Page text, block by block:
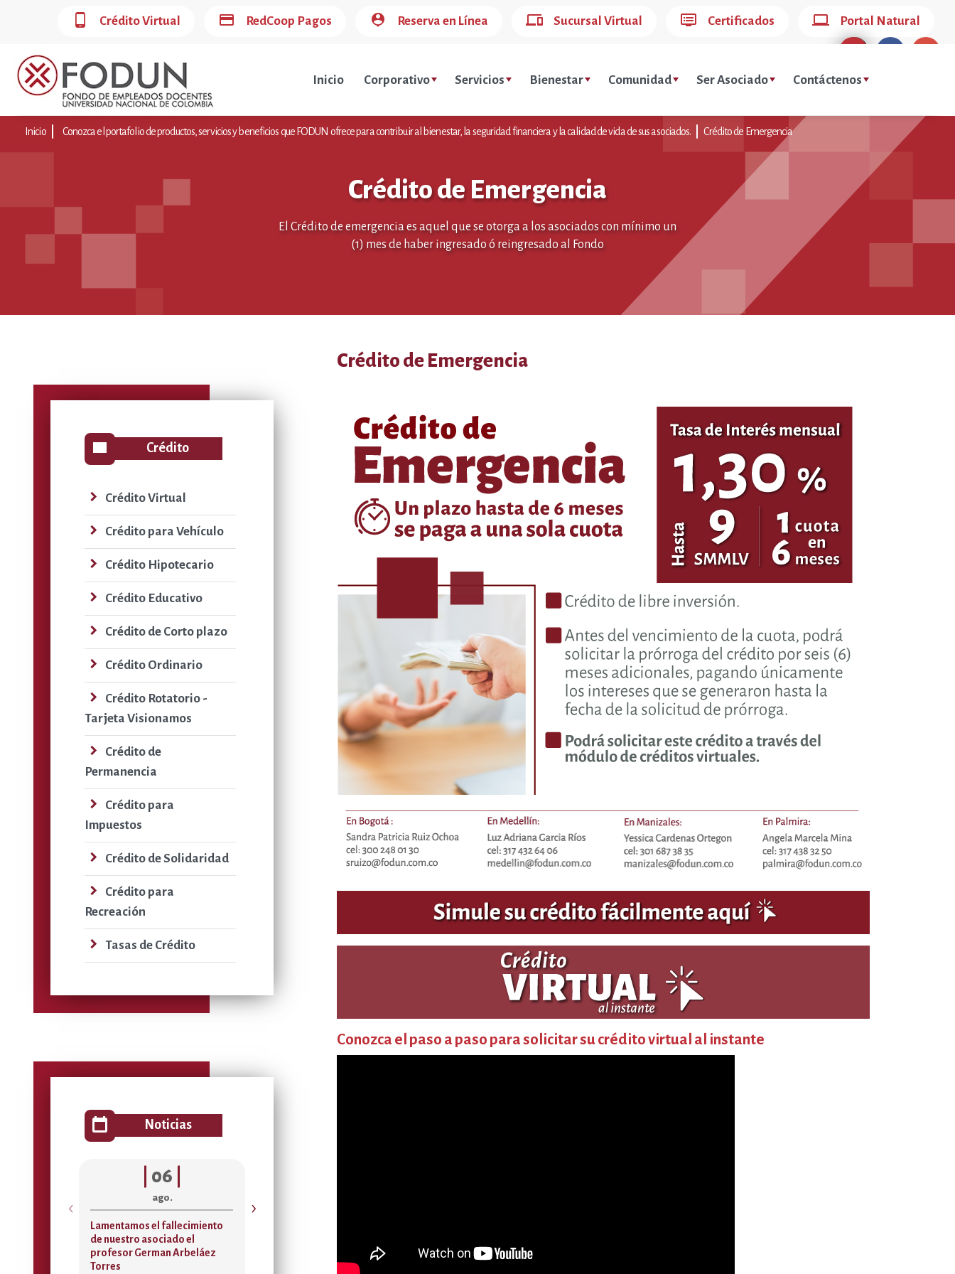
phone_android Crédito Virtual credit_card RedCoop Pagos person_pin Reserva en Línea devices Sucursal Virtual dvr Certificados computer Portal Natural
Inicio Corporativo Servicios Bienestar Comunidad Ser Asociado Contáctenos
Inicio Conozca el portafolio de productos, servicios y beneficios que FODUN ofrece para contribuir al bienestar, la seguridad financiera y la calidad de vida de sus asociados. Crédito de Emergencia
Crédito de Emergencia
El Crédito de emergencia es aquel que se otorga a los asociados con mínimo un
(1) mes de haber ingresado ó reingresado al Fondo
Crédito de Emergencia
Conozca el paso a paso para solicitar su crédito virtual al instante
view_list Crédito
navigate_next Crédito Virtual
navigate_next Crédito para Vehículo
navigate_next Crédito Hipotecario
navigate_next Crédito Educativo
navigate_next Crédito de Corto plazo
navigate_next Crédito Ordinario
navigate_next
Crédito Rotatorio -
Tarjeta Visionamos
navigate_next
Crédito de
Permanencia
navigate_next
Crédito para
Impuestos
navigate_next Crédito de Solidaridad
navigate_next
Crédito para
Recreación
navigate_next Tasas de Crédito
calendar_today Noticias
06|
ago.
Lamentamos el fallecimiento
de nuestro asociado el
profesor German Arbeláez
Torres
Sedes de Bienestar Villeta, el
Sedes para el Bienestar
‹ ›